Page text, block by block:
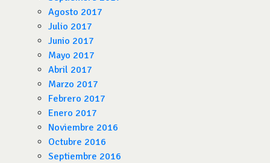
Agosto 2017
Julio 2017
Junio 2017
Mayo 2017
Abril 2017
Marzo 2017
Febrero 2017
Enero 2017
Noviembre 2016
Octubre 2016
Septiembre 2016